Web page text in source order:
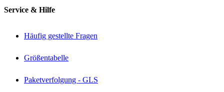
Service & Hilfe
Häufig gestellte Fragen
Größentabelle
Paketverfolgung - GLS